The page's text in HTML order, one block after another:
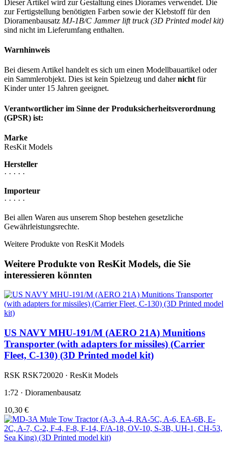
Dieser Artikel wird zur Gestaltung eines Diorames verwendet. Die
zur Fertigstellung benötigten Farben sowie der Klebstoff für den
Dioramenbausatz MJ-1B/C Jammer lift truck (3D Printed model kit)
sind nicht im Lieferumfang enthalten.
Warnhinweis
Bei diesem Artikel handelt es sich um einen Modellbauartikel oder
ein Sammlerobjekt. Dies ist kein Spielzeug und dahernicht für
Kinder unter 15 Jahren geeignet.
Verantwortlicher im Sinne der Produksicherheitsverordnung
(GPSR) ist:
Marke
ResKit Models
Hersteller
· · · · ·
Importeur
· · · · ·
Bei allen Waren aus unserem Shop bestehen gesetzliche
Gewährleistungsrechte.
Weitere Produkte von ResKit Models
Weitere Produkte von ResKit Models, die Sie
interessieren könnten
US NAVY MHU-191/M (AERO 21A) Munitions
Transporter (with adapters for missiles) (Carrier
Fleet, C-130) (3D Printed model kit)
RSK RSK720020 · ResKit Models
1:72 · Dioramenbausatz
10,30 €